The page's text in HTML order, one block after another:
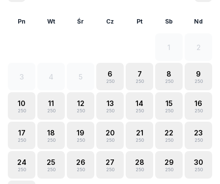
Pn Wt Śr Cz Pt Sb Nd
1 2
3 4 5 6
250
7
250
8
250
9
250
10
250
11
250
12
250
13
250
14
250
15
250
16
250
17
250
18
250
19
250
20
250
21
250
22
250
23
250
24
250
25
250
26
250
27
250
28
250
29
250
30
250